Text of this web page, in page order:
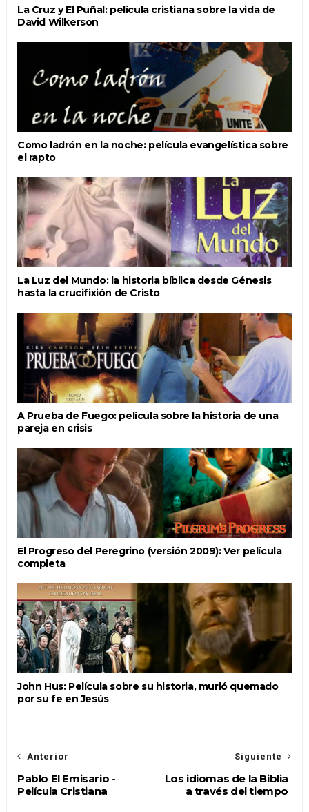
La Cruz y El Puñal: película cristiana sobre la vida de
David Wilkerson
Como ladrón en la noche: película evangelística sobre
el rapto
La Luz del Mundo: la historia bíblica desde Génesis
hasta la crucifixión de Cristo
A Prueba de Fuego: película sobre la historia de una
pareja en crisis
El Progreso del Peregrino (versión 2009): Ver película
completa
John Hus: Película sobre su historia, murió quemado
por su fe en Jesús
Siguiente
Los idiomas de la Biblia
a través del tiempo
Anterior
Pablo El Emisario -
Película Cristiana